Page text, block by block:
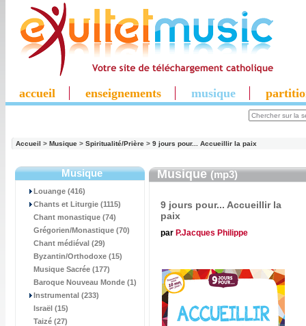
accueil enseignements musique
Accueil > Musique > Spiritualité/Prière > 9 jours pour... Accueillir la paix
Musique
Louange (416)
Chants et Liturgie (1115)
Chant monastique (74)
Grégorien/Monastique (70)
Chant médiéval (29)
Byzantin/Orthodoxe (15)
Musique Sacrée (177)
Baroque Nouveau Monde (1)
Instrumental (233)
Israël (15)
Taizé (27)
Musique(mp3)
9 jours pour... Accueillir la
paix
par P.Jacques Philippe